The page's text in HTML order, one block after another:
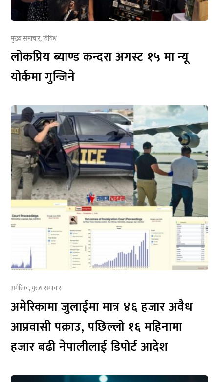
मुख्य समाचार,विविध
लोकप्रिय ब्याण्ड कन्दरा अगस्ट १५ मा न्यू
योर्कमा गुन्जिने
अमेरिका,मुख्य समाचार
अमेरिकामा जुलाईमा मात्र ४६ हजार अवैध
आप्रवासी पक्राउ, पछिल्लो १६ महिनामा
हजार बढी नेपालीलाई डिपोर्ट आदेश